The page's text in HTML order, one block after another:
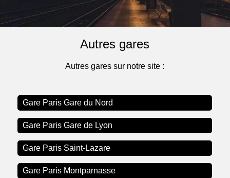
Autres gares
Autres gares sur notre site :
Gare Paris Gare du Nord
Gare Paris Gare de Lyon
Gare Paris Saint-Lazare
Gare Paris Montparnasse